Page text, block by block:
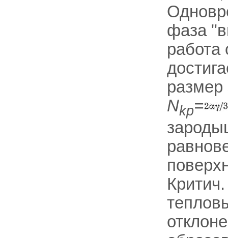
фаза
размер
Nkp=